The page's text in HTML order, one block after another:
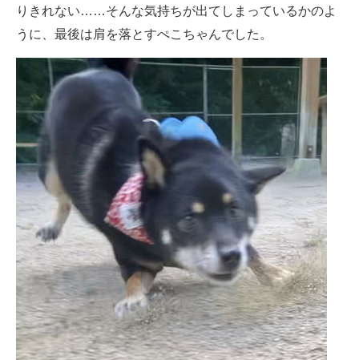
りきれない……そんな気持ちが出てしまっているかのよ
うに、最後は肩を落とすぺこちゃんでした。